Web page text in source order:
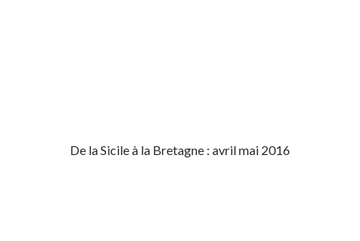
De la Sicile à la Bretagne : avril mai 2016